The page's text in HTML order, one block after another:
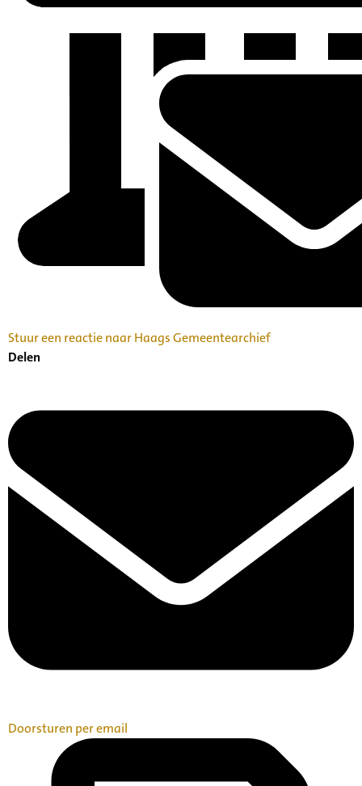
Stuur een reactie naar Haags Gemeentearchief
Delen
Doorsturen per email